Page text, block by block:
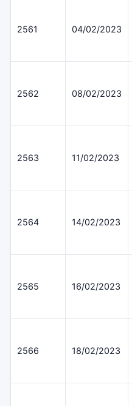
2561 04/02/2023
2562 08/02/2023
2563 11/02/2023
2564 14/02/2023
2565 16/02/2023
2566 18/02/2023